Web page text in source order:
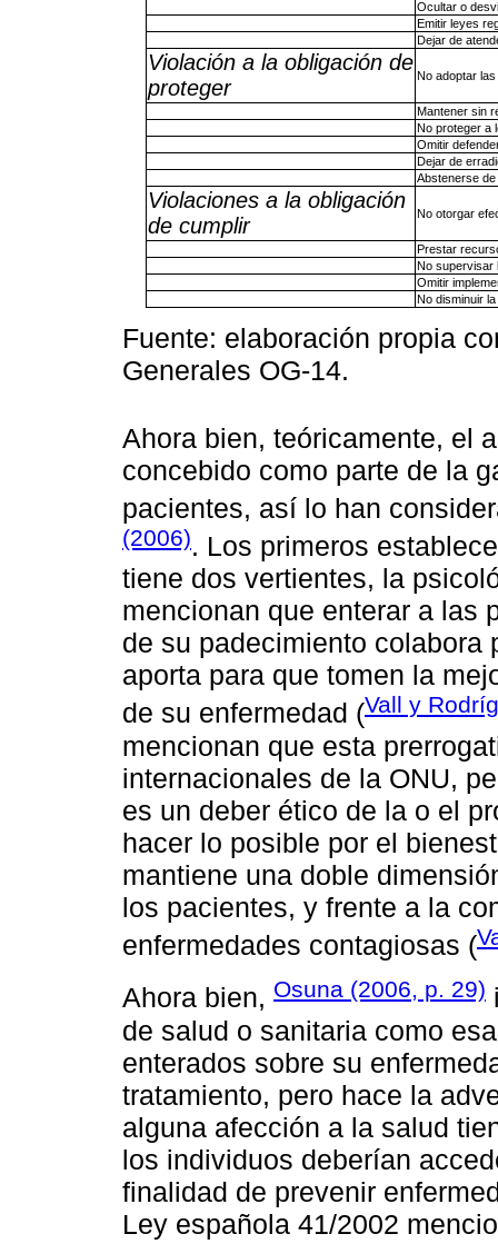
Ocultar o
Emitir leyes
Dejar de
Violación a la obligación de
proteger
No adoptar
Mantener sin
No proteger a
Omitir
Dejar de
Abstenerse
Violaciones a la obligación
de cumplir
No otorgar
Prestar
No supervisar
Omitir
No disminuir
Fuente: elaboración propia
Generales OG-14.
Ahora bien, teóricamente, el
concebido como parte de la
pacientes, así lo han
(2006). Los primeros
tiene dos vertientes, la
mencionan que enterar a las
de su padecimiento colabora
aporta para que tomen la
de su enfermedad (Vall y
mencionan que esta
internacionales de la ONU,
es un deber ético de la o el
hacer lo posible por el
mantiene una doble
los pacientes, y frente a la
enfermedades contagiosas (
Ahora bien, Osuna (2006, p. 29)
de salud o sanitaria como
enterados sobre su
tratamiento, pero hace la
alguna afección a la salud
los individuos deberían
finalidad de prevenir
Ley española 41/2002